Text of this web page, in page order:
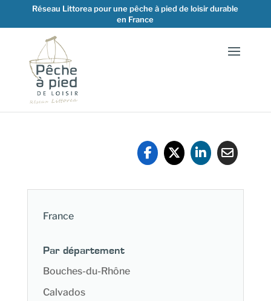
Réseau Littorea pour une pêche à pied de loisir durable
en France
France
Par département
Bouches-du-Rhône
Calvados